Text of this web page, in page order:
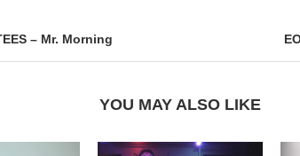
– Mr. Morning
YOU MAY ALSO LIKE